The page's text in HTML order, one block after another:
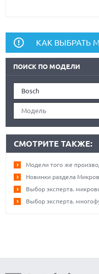
КАК ВЫБРАТЬ
ПОИСК ПО МОДЕЛИ
Bosch
Модель
СМОТРИТЕ ТАКЖЕ:
Модели того же
Новинки раздела
Выбор эксперта.
Выбор эксперта.